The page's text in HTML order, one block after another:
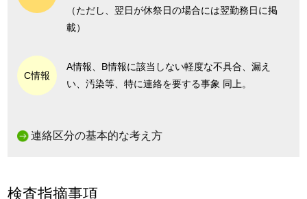
（ただし、翌日が休祭日の場合には翌勤務日に掲
載）
C情報
A情報、B情報に該当しない軽度な不具合、漏え
い、汚染等、特に連絡を要する事象 同上。
連絡区分の基本的な考え方
検査指摘事項